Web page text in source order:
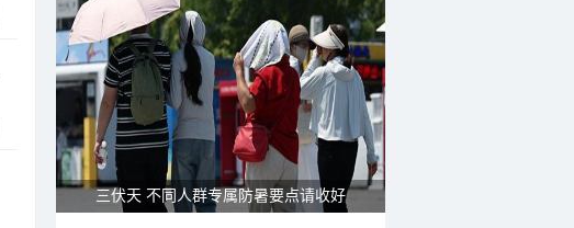
三伏天 不同人群专属防暑要点请收好